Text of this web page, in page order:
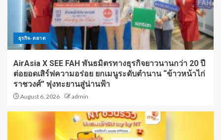
ธุรกิจ-ตลาด
AirAsia X SEE FAH พันธมิตรทางธุรกิจยาวนานกว่า 20 ปี
ต่อยอดเสิร์ฟความอร่อย ยกเมนูระดับตำนาน “ข้าวหน้าไก่
ราชวงศ์” พุ่งทะยานสู่น่านฟ้า
August 6, 2026 admin